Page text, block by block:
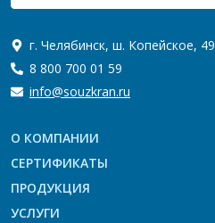
г. Челябинск, ш. Копейское, 49
8 800 700 01 59
info@souzkran.ru
О КОМПАНИИ
СЕРТИФИКАТЫ
ПРОДУКЦИЯ
УСЛУГИ